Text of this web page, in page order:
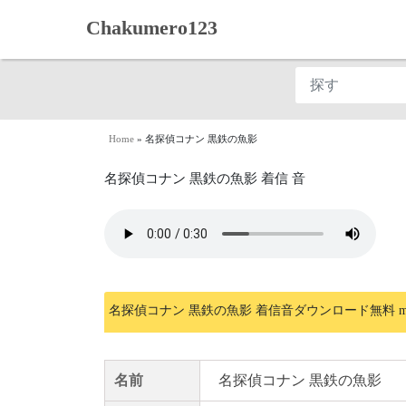
Chakumero123
Home » 名探偵コナン 黒鉄の魚影
名探偵コナン 黒鉄の魚影 着信 音
名探偵コナン 黒鉄の魚影 着信音ダウンロード無料
名前 名探偵コナン 黒鉄の魚影